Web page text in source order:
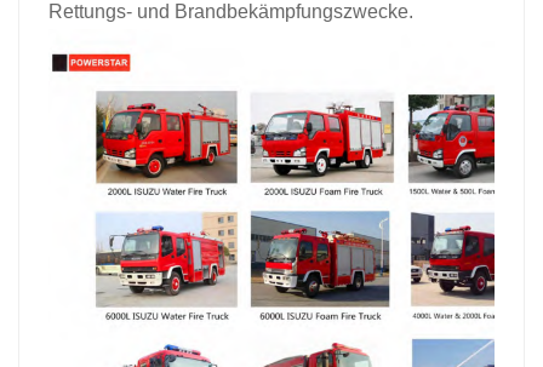
Rettungs- und Brandbekämpfungszwecke.